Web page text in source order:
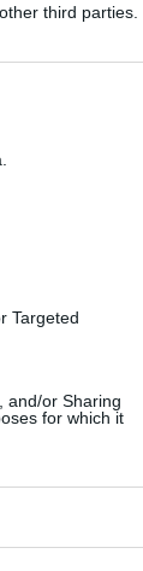
third parties.
Targeted
and/or Sharing
for which it